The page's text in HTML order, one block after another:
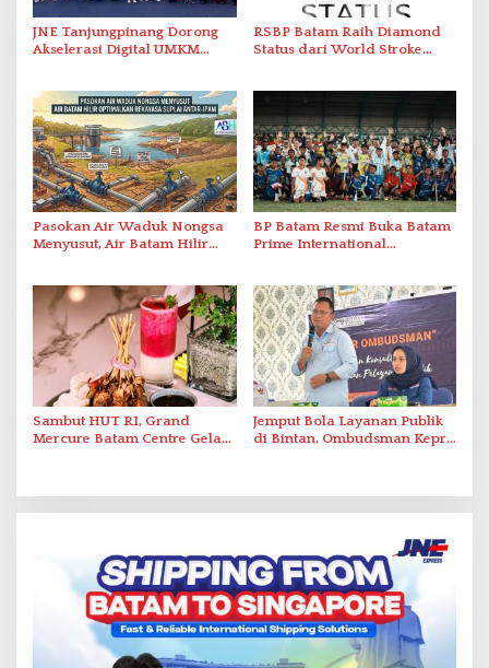
JNE Tanjungpinang Dorong
Akselerasi Digital UMKM
RSBP Batam Raih Diamond
Status dari World Stroke
Berstandar Internasional
Pasokan Air Waduk Nongsa
Menyusut, Air Batam Hilir
BP Batam Resmi Buka Batam
Prime International
Abdul Jamal
Sambut HUT RI, Grand
Mercure Batam Centre Gelar
Jemput Bola Layanan Publik
di Bintan, Ombudsman Kepri